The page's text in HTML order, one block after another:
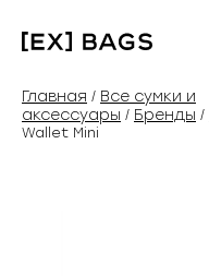
содержимому
Главная / Все сумки и
аксессуары / Бренды /
Wallet Mini